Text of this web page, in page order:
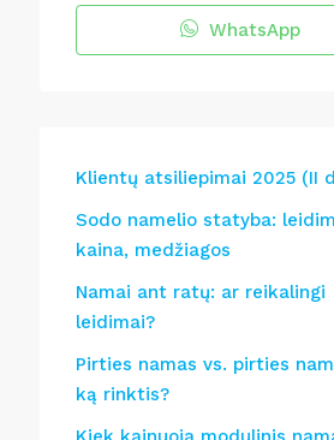
WhatsApp
Klientų atsiliepimai 2025 (II
Sodo namelio statyba:
kaina, medžiagos
Namai ant ratų: ar reikalingi
leidimai?
Pirties namas vs. pirties
ką rinktis?